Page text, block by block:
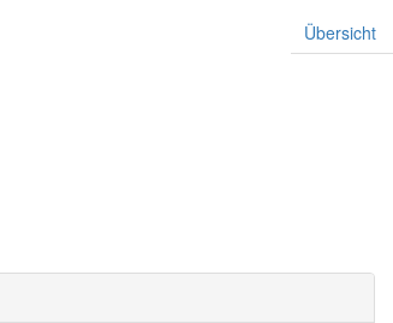
Übersicht